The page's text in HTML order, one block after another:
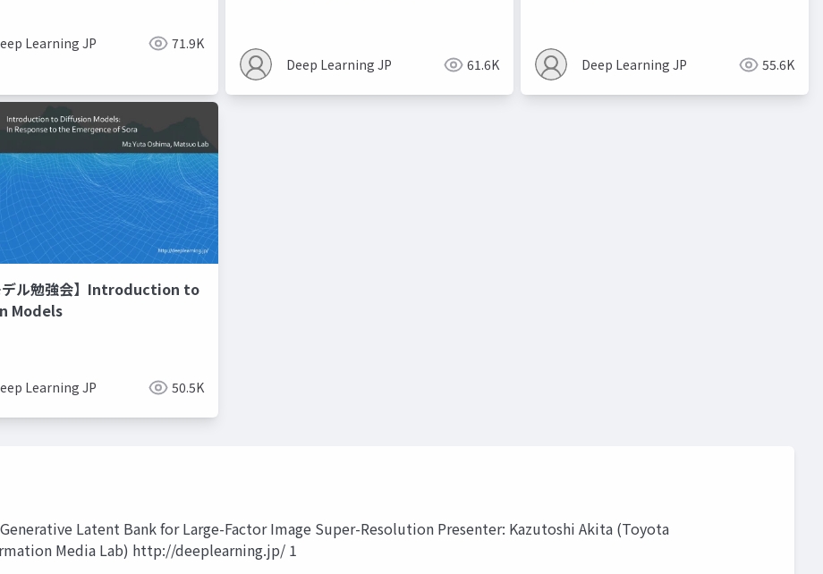
Learning JP 71.9K
Deep Learning JP 61.6K Deep Learning JP 55.6K
デル勉強会】Introduction to
Models
Learning JP 50.5K
Generative Latent Bank for Large-Factor Image Super-Resolution Presenter: Kazutoshi Akita (Toyota
Media Lab) http://deeplearning.jp/ 1